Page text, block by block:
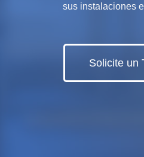
sus instalaciones
Solicite un